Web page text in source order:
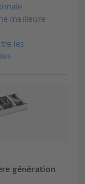
meilleure
les
génération